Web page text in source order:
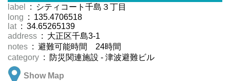
label
: シティコート千島３丁目
long : 135.4706518
lat : 34.65265139
address : 大正区千島3-1
notes : 避難可能時間 24時間
category : 防災関連施設 - 津波避難ビル
Show Map